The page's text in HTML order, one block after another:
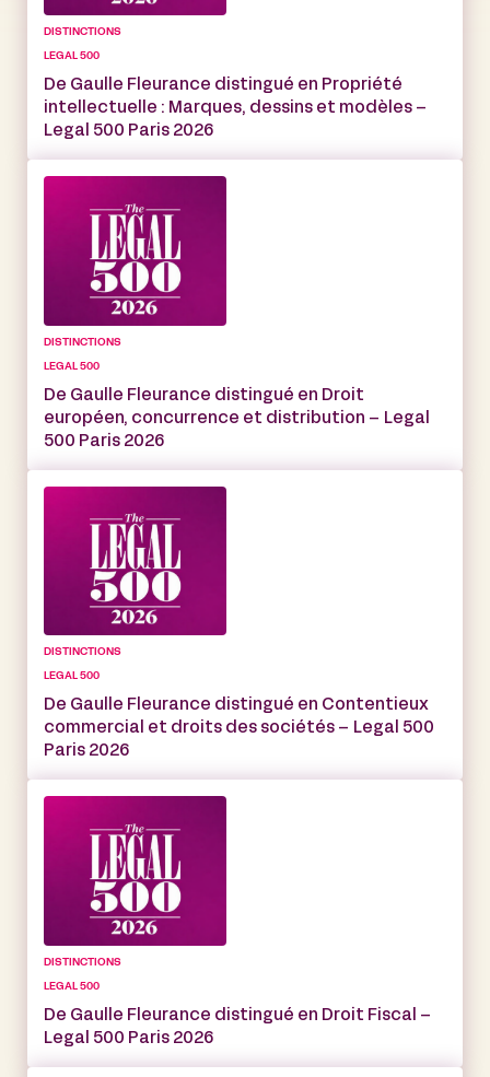
DISTINCTIONS
LEGAL 500
De Gaulle Fleurance distingué en Propriété
intellectuelle : Marques, dessins et modèles –
Legal 500 Paris 2026
DISTINCTIONS
LEGAL 500
De Gaulle Fleurance distingué en Droit
européen, concurrence et distribution – Legal
500 Paris 2026
DISTINCTIONS
LEGAL 500
De Gaulle Fleurance distingué en Contentieux
commercial et droits des sociétés – Legal 500
Paris 2026
DISTINCTIONS
LEGAL 500
De Gaulle Fleurance distingué en Droit Fiscal –
Legal 500 Paris 2026